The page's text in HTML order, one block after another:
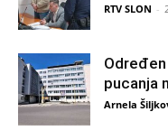
RTV SLON -
pucanja
Arnela